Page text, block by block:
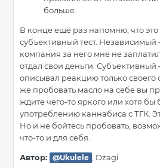
больше.
В конце ещё раз напомню, что
субъективный тест. Независимый
компания за него мне не
отдал свои деньги. Субъективный
описывал реакцию только
же пробовать масло на себе вы
ждите чего-то яркого или хотя бы
употреблению каннабиса с ТГК.
Но и не бойтесь пробовать,
что-то и для себя.
Автор: @Ukulele , Dzagi